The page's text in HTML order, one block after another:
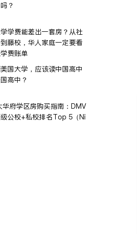
？
学费能差出一套房？从社
藤校，华人家庭一定要看
费账单
国大学，应该读中国高中
高中？
华府学区房购买指南：DMV
公校+私校排名Top 5（Ni